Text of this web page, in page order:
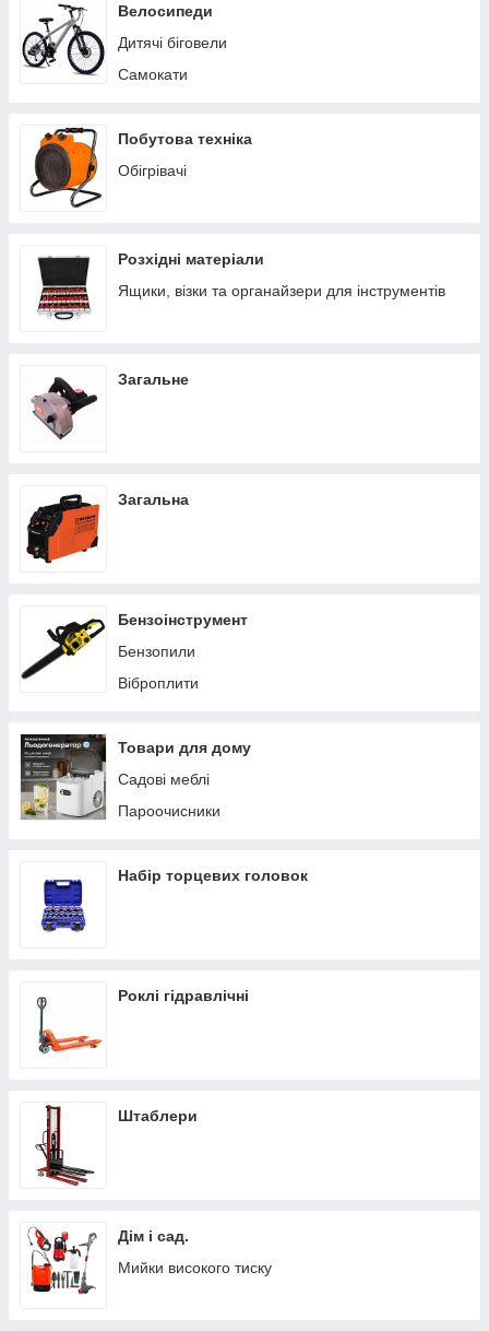
Теплиці/парники
Вольєри
Ручні сівалки
Велосипеди
Дитячі біговели
Самокати
Побутова техніка
Обігрівачі
Розхідні матеріали
Ящики, візки та органайзери для інструментів
Загальне
Загальна
Бензоінструмент
Бензопили
Віброплити
Товари для дому
Садові меблі
Пароочисники
Набір торцевих головок
Роклі гідравлічні
Штаблери
Дім і сад.
Мийки високого тиску